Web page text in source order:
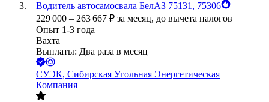
Водитель автосамосвала БелАЗ 75131, 75306
229 000 – 263 667 ₽ за месяц, до вычета налогов
Опыт 1-3 года
Вахта
Выплаты: Два раза в месяц
СУЭК, Сибирская Угольная Энергетическая
Компания